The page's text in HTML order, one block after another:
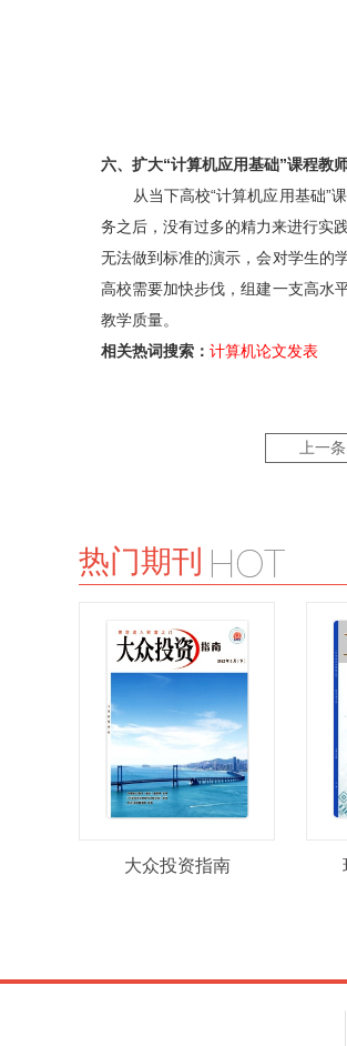
六、扩大“计算机应用基础”课程教
从当下高校“计算机应用基础”课
务之后，没有过多的精力来进行实
无法做到标准的演示，会对学生的
高校需要加快步伐，组建一支高水
教学质量。
相关热词搜索： 计算机论文发表
上一条
热门期刊
大众投资指南